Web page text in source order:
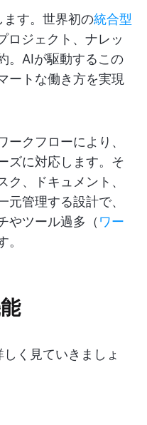
ます。世界初の統合型
ロジェクト、ナレッ
。AIが駆動するこの
ートな働き方を実現
ークフローにより、
ズに対応します。そ
ク、ドキュメント、
元管理する設計で、
やツール過多（ ワー
。
く見ていきましょ